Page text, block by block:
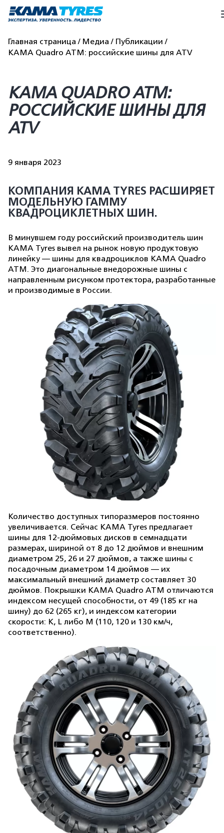
Главная страница Медиа
Публикации
KAMA Quadro ATM: российские шины для ATV
KAMA QUADRO ATM:
РОССИЙСКИЕ ШИНЫ ДЛЯ
ATV
9 января 2023
КОМПАНИЯ KAMA TYRES РАСШИРЯЕТ
МОДЕЛЬНУЮ ГАММУ
КВАДРОЦИКЛЕТНЫХ ШИН.
В минувшем году российский производитель шин
KAMA Tyres вывел на рынок новую продуктовую
линейку — шины для квадроциклов KAMA Quadro
ATM. Это диагональные внедорожные шины с
направленным рисунком протектора, разработанные
и производимые в России.
Количество доступных типоразмеров постоянно
увеличивается. Сейчас KAMA Tyres предлагает
шины для 12-дюймовых дисков в семнадцати
размерах, шириной от 8 до 12 дюймов и внешним
диаметром 25, 26 и 27 дюймов, а также шины с
посадочным диаметром 14 дюймов — их
максимальный внешний диаметр составляет 30
дюймов. Покрышки KAMA Quadro ATM отличаются
индексом несущей способности, от 49 (185 кг на
шину) до 62 (265 кг), и индексом категории
скорости: K, L либо M (110, 120 и 130 км/ч,
соответственно).